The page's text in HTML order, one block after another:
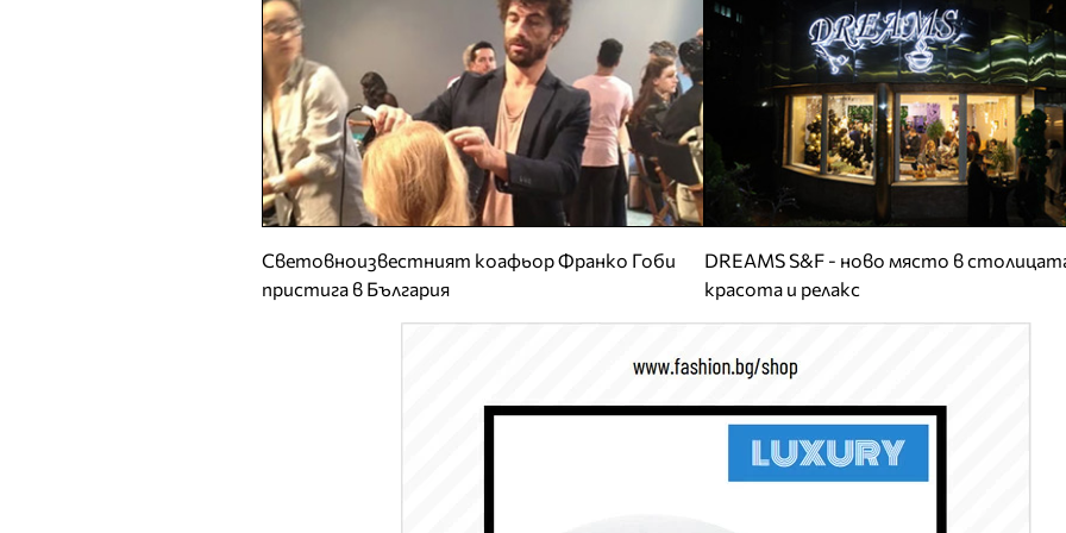
Световноизвестният коафьор Франко Гоби
пристига в България
DREAMS S&F - ново място в
красота и релакс